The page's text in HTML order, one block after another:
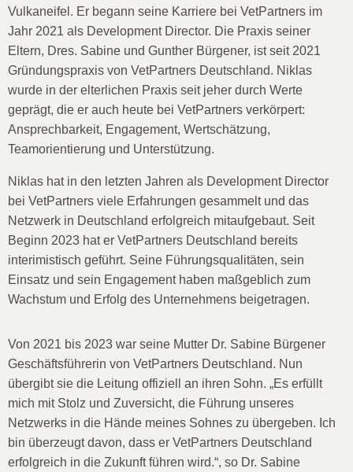
Vulkaneifel. Er begann seine Karriere bei VetPartners im
Jahr 2021 als Development Director. Die Praxis seiner
Eltern, Dres. Sabine und Gunther Bürgener, ist seit 2021
Gründungspraxis von VetPartners Deutschland. Niklas
wurde in der elterlichen Praxis seit jeher durch Werte
geprägt, die er auch heute bei VetPartners verkörpert:
Ansprechbarkeit, Engagement, Wertschätzung,
Teamorientierung und Unterstützung.
Niklas hat in den letzten Jahren als Development Director
bei VetPartners viele Erfahrungen gesammelt und das
Netzwerk in Deutschland erfolgreich mitaufgebaut. Seit
Beginn 2023 hat er VetPartners Deutschland bereits
interimistisch geführt. Seine Führungsqualitäten, sein
Einsatz und sein Engagement haben maßgeblich zum
Wachstum und Erfolg des Unternehmens beigetragen.
Von 2021 bis 2023 war seine Mutter Dr. Sabine Bürgener
Geschäftsführerin von VetPartners Deutschland. Nun
übergibt sie die Leitung offiziell an ihren Sohn. „Es erfüllt
mich mit Stolz und Zuversicht, die Führung unseres
Netzwerks in die Hände meines Sohnes zu übergeben. Ich
bin überzeugt davon, dass er VetPartners Deutschland
erfolgreich in die Zukunft führen wird.“, so Dr. Sabine